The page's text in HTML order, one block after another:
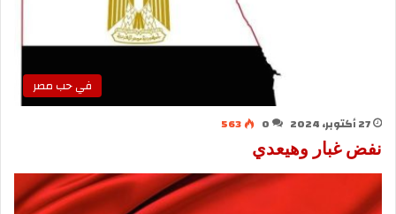
في حب مصر
27 أكتوبر، 2024 0
563
نفض غبار وهيعدي